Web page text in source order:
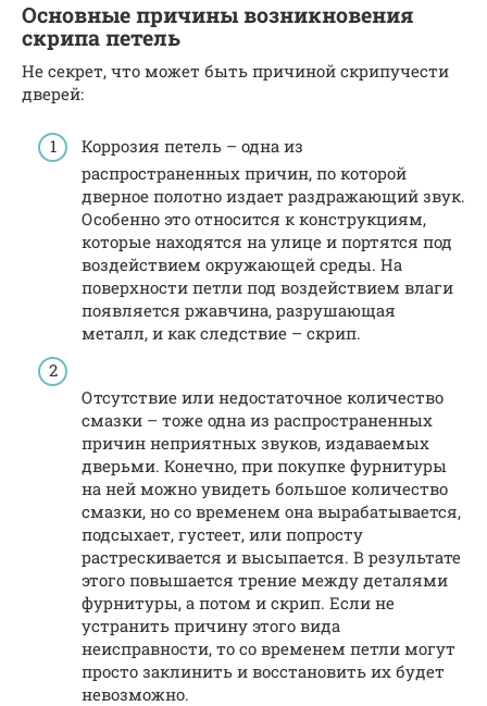
Основные причины возникновения
скрипа петель
Не секрет, что может быть причиной скрипучести
дверей:
Коррозия петель – одна из
распространенных причин, по которой
дверное полотно издает раздражающий звук.
Особенно это относится к конструкциям,
которые находятся на улице и портятся под
воздействием окружающей среды. На
поверхности петли под воздействием влаги
появляется ржавчина, разрушающая
металл, и как следствие – скрип.
Отсутствие или недостаточное количество
смазки – тоже одна из распространенных
причин неприятных звуков, издаваемых
дверьми. Конечно, при покупке фурнитуры
на ней можно увидеть большое количество
смазки, но со временем она вырабатывается,
подсыхает, густеет, или попросту
растрескивается и высыпается. В результате
этого повышается трение между деталями
фурнитуры, а потом и скрип. Если не
устранить причину этого вида
неисправности, то со временем петли могут
просто заклинить и восстановить их будет
невозможно.